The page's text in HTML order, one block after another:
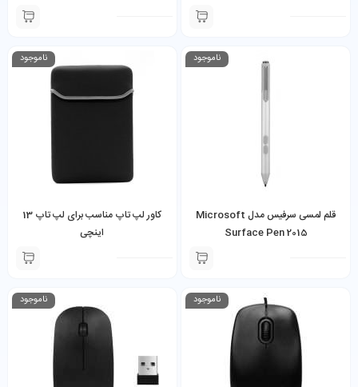
Glass+ Screen Protector
ناموجود
قلم لمسی سرفیس مدل Microsoft
Surface Pen 2015
ناموجود
کاور لپ تاپ مناسب برای لپ تاپ 13
اینچی
ناموجود ناموجود